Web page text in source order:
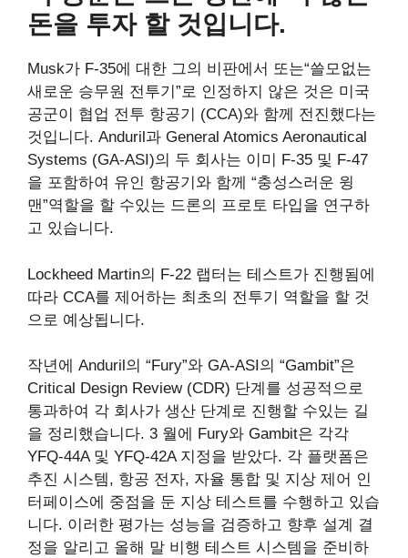
돈을 투자 할 것입니다.
Musk가 F-35에 대한 그의 비판에서 또는“쓸모없는
새로운 승무원 전투기”로 인정하지 않은 것은 미국
공군이 협업 전투 항공기 (CCA)와 함께 전진했다는
것입니다. Anduril과 General Atomics Aeronautical
Systems (GA-ASI)의 두 회사는 이미 F-35 및 F-47
을 포함하여 유인 항공기와 함께 “충성스러운 윙
맨”역할을 할 수있는 드론의 프로토 타입을 연구하
고 있습니다.
Lockheed Martin의 F-22 랩터는 테스트가 진행됨에
따라 CCA를 제어하는 ​​최초의 전투기 역할을 할 것
으로 예상됩니다.
작년에 Anduril의 “Fury”와 GA-ASI의 “Gambit”은
Critical Design Review (CDR) 단계를 성공적으로
통과하여 각 회사가 생산 단계로 진행할 수있는 길
을 정리했습니다. 3 월에 Fury와 Gambit은 각각
YFQ-44A 및 YFQ-42A 지정을 받았다. 각 플랫폼은
추진 시스템, 항공 전자, 자율 통합 및 지상 제어 인
터페이스에 중점을 둔 지상 테스트를 수행하고 있습
니다. 이러한 평가는 성능을 검증하고 향후 설계 결
정을 알리고 올해 말 비행 테스트 시스템을 준비하